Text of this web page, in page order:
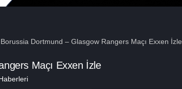
Dortmund – Glasgow Rangers Maçı Exxen İzle
Maçı Exxen İzle